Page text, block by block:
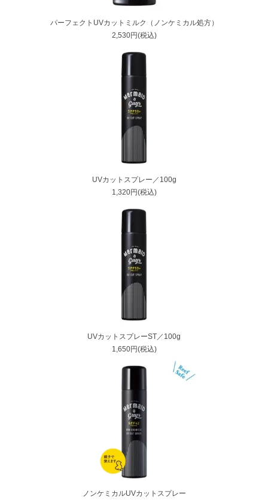
パーフェクトUVカットミルク（ノンケミカル処方）
2,530円(税込)
UVカットスプレー／100g
1,320円(税込)
UVカットスプレーST／100g
1,650円(税込)
ノンケミカルUVカットスプレー